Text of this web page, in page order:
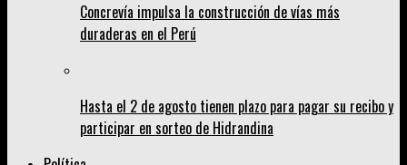
Concrevía impulsa la construcción de vías más
duraderas en el Perú
Hasta el 2 de agosto tienen plazo para pagar su recibo y
participar en sorteo de Hidrandina